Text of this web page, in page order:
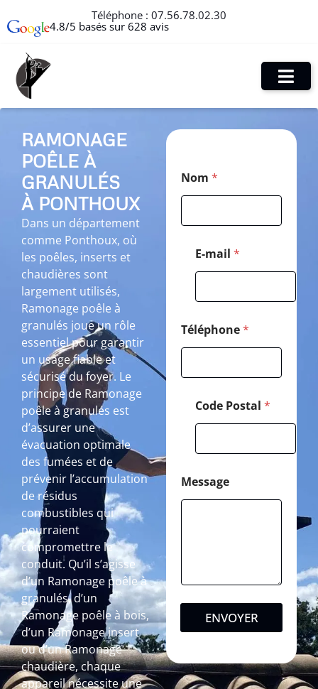
Téléphone : 07.56.78.02.30
4.8/5 basés sur 628 avis
RAMONAGE
POÊLE À
GRANULÉS
À PONTHOUX
Dans un département
comme Ponthoux, où
les poêles, inserts et
chaudières sont
largement utilisés,
Ramonage poêle à
granulés joue un rôle
essentiel pour garantir
un usage fiable et
sécurisé du foyer. Le
principe de Ramonage
poêle à granulés est
d’assurer une
évacuation optimale
des fumées et de
prévenir l’accumulation
de résidus
combustibles qui
pourraient
compromettre le
conduit. Qu’il s’agisse
d’un Ramonage poêle à
granulés, d’un
Ramonage poêle à bois,
d’un Ramonage insert
ou d’un Ramonage
chaudière, chaque
appareil nécessite une
Nom *
E-mail *
Téléphone*
Code Postal *
Message
ENVOYER